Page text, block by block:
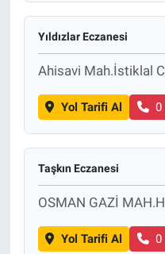
Yıldızlar Eczanesi
Ahisavi Mah.İstiklal
Yol Tarifi Al 0
Taşkın Eczanesi
OSMAN GAZİ
Yol Tarifi Al 0